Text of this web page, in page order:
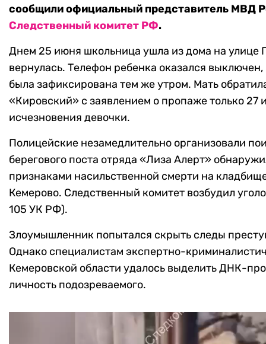
сообщили официальный представитель МВД
Следственный комитет РФ.
Днем 25 июня школьница ушла из дома на улице
вернулась. Телефон ребенка оказался
была зафиксирована тем же утром. Мать
«Кировский» с заявлением о пропаже только 27
исчезновения девочки.
Полицейские незамедлительно организовали
берегового поста отряда «Лиза Алерт»
признаками насильственной смерти на
Кемерово. Следственный комитет возбудил
105 УК РФ).
Злоумышленник попытался скрыть следы
Однако специалистам экспертно-
Кемеровской области удалось выделить ДНК-
личность подозреваемого.